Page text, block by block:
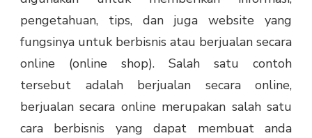
pengetahuan, tips, dan juga website yang
fungsinya untuk berbisnis atau berjualan secara
online (online shop). Salah satu contoh
tersebut adalah berjualan secara online,
berjualan secara online merupakan salah satu
cara berbisnis yang dapat membuat anda